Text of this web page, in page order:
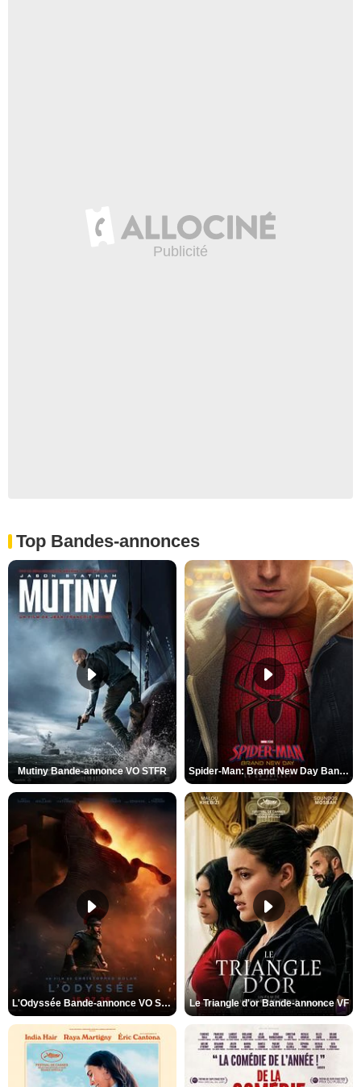
Top Bandes-annonces
Mutiny Bande-annonce VO STFR Spider-Man: Brand New Day Bande-annonce VO STFR
L'Odyssée Bande-annonce VO STFR Le Triangle d'or Bande-annonce VF